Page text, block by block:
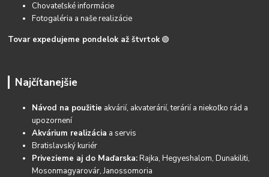
Chovateľské informácie
Fotogaléria a naše realizácie
Tovar expedujeme pondelok až štvrtok 🟢
Najčítanejšie
Návod na použitie akvárií, akvaterárií, terárií a niekoľko rád a
upozornení
Akvárium realizácia a servis
Bratislavský kuriér
Privezieme aj do Maďarska:Rajka, Hegyeshalom, Dunakiliti,
Mosonmagyarovár, Janossomoria